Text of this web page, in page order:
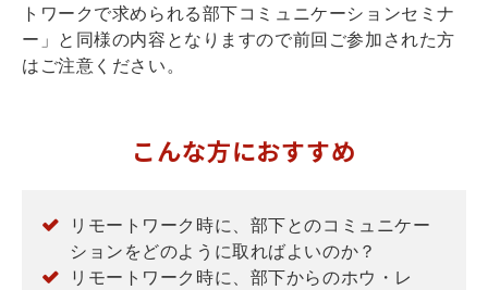
トワークで求められる部下コミュニケーションセミナ
ー」と同様の内容となりますので前回ご参加された方
はご注意ください。
こんな方におすすめ
リモートワーク時に、部下とのコミュニケー
ションをどのように取ればよいのか？
リモートワーク時に、部下からのホウ・レ